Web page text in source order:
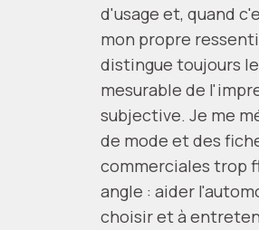
d'usage et, quand
mon propre
distingue toujours
mesurable de
subjective. Je me
de mode et des
commerciales trop
angle : aider
choisir et à